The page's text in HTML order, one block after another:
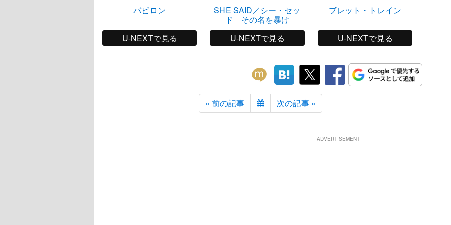
バビロン
U-NEXTで見る
SHE SAID／シー・セッ
ド その名を暴け
U-NEXTで見る
ブレット・トレイン
U-NEXTで見る
« 前の記事 次の記事 »
ADVERTISEMENT